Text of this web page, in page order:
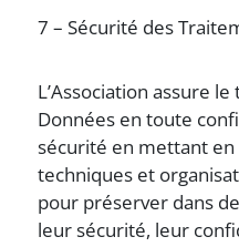
7 – Sécurité des
L’Association assure
Données en toute
sécurité en mettant
techniques et
pour préserver dans
leur sécurité, leur